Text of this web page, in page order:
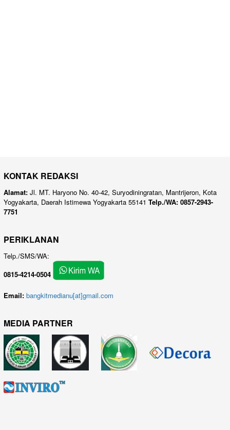
KONTAK REDAKSI
Alamat: Jl. MT. Haryono No. 40-42, Suryodiningratan, Mantrijeron, Kota
Yogyakarta, Daerah Istimewa Yogyakarta 55141 Telp./WA: 0857-2943-
7751
PERIKLANAN
Telp./SMS/WA:
0815-4214-0504
Email: bangkitmedianu[at]gmail.com
MEDIA PARTNER